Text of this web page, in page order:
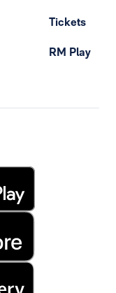
Tickets
RM Play